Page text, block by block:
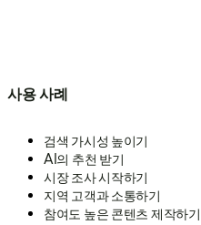
사용 사례
검색 가시성 높이기
AI의 추천 받기
시장 조사 시작하기
지역 고객과 소통하기
참여도 높은 콘텐츠 제작하기